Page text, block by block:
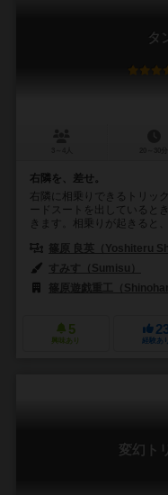
タ
右隣を、差せ。
右隣に相乗りできるトリッ
ードスートを出していると
きます。相乗りが起きると
篠原 良英（Yoshiteru
すみす（Sumisu）
篠原遊戯重工（
5
興味あり 経験あり
変幻ト